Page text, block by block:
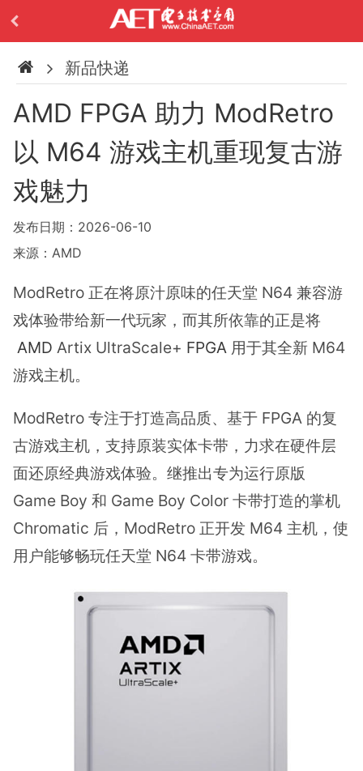
新品快递
AMD FPGA 助力 ModRetro
以 M64 游戏主机重现复古游
戏魅力
发布日期：2026-06-10
来源：AMD
ModRetro 正在将原汁原味的任天堂 N64 兼容游
戏体验带给新一代玩家，而其所依靠的正是将
AMD Artix UltraScale+ FPGA 用于其全新 M64
游戏主机。
ModRetro 专注于打造高品质、基于 FPGA 的复
古游戏主机，支持原装实体卡带，力求在硬件层
面还原经典游戏体验。继推出专为运行原版
Game Boy 和 Game Boy Color 卡带打造的掌机
Chromatic 后，ModRetro 正开发 M64 主机，使
用户能够畅玩任天堂 N64 卡带游戏。